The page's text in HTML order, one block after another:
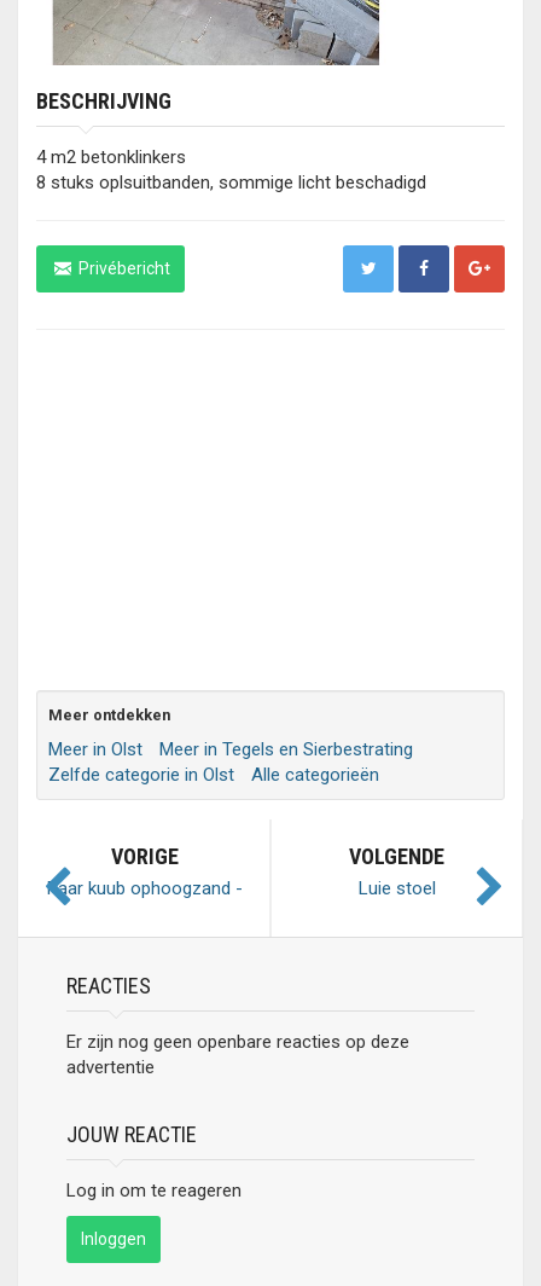
BESCHRIJVING
4 m2 betonklinkers
8 stuks oplsuitbanden, sommige licht beschadigd
Privébericht
Meer ontdekken
Meer in Olst
Meer in Tegels en Sierbestrating
Zelfde categorie in Olst
Alle categorieën
VORIGE
Paar kuub ophoogzand -
VOLGENDE
Luie stoel
REACTIES
Er zijn nog geen openbare reacties op deze
advertentie
JOUW REACTIE
Log in om te reageren
Inloggen